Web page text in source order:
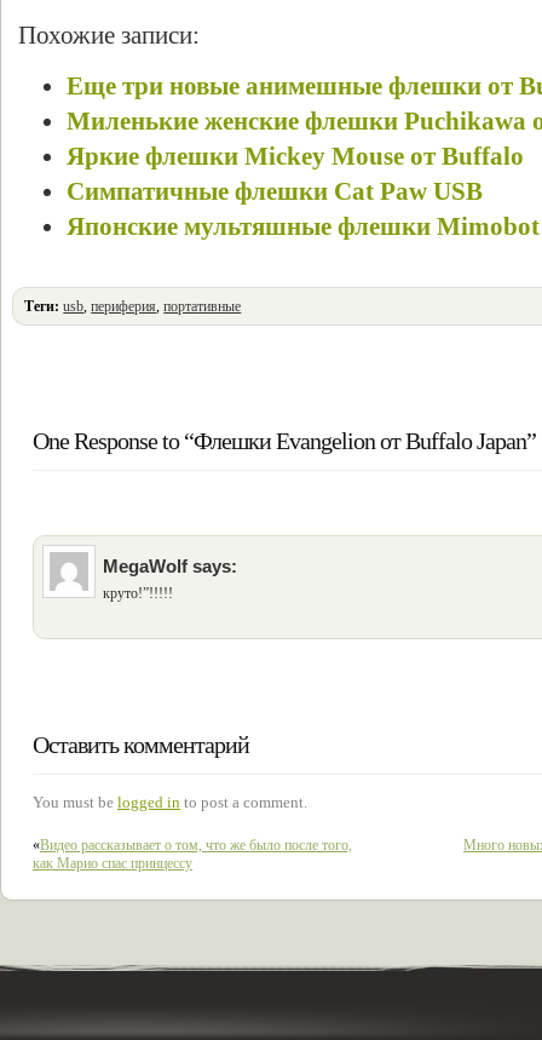
Похожие записи:
Еще три новые анимешные флешки от
Миленькие женские флешки Puchikawa
Яркие флешки Mickey Mouse от Buffalo
Симпатичные флешки Cat Paw USB
Японские мультяшные флешки Mimobot
Теги: usb,периферия,портативные
One Response to “Флешки Evangelion от Buffalo Japan”
MegaWolf says:
круто!”!!!!!
Оставить комментарий
You must be logged in to post a comment.
«Видео рассказывает о том, что же было после того,
как Марио спас принцессу
Много